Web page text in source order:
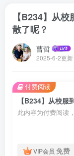
【B234】从
散了呢？
曹哲
2025-6-2更新
此内容为付费阅读
VIP会员 免费
付费阅读